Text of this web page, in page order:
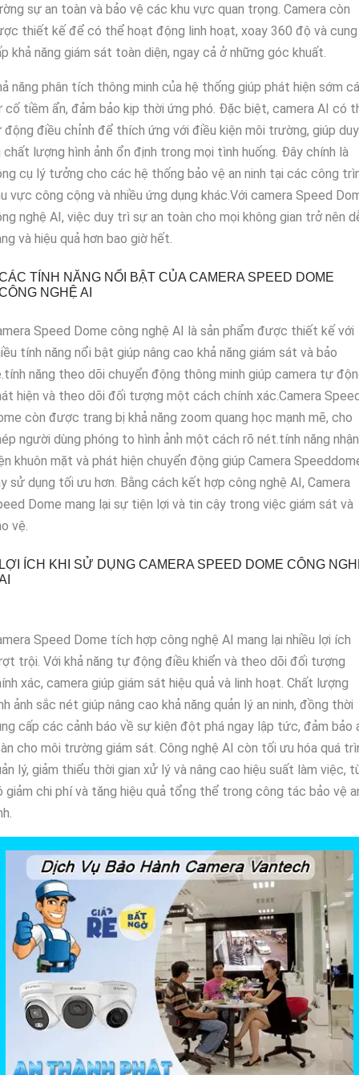
sự an toàn và bảo vệ các khu vực quan trọng. Camera còn
thiết kế để có thể hoạt động linh hoạt, xoay 360 độ và cung
khả năng giám sát toàn diện, ngay cả ở những góc khuất.
năng phân tích thông minh của hệ thống giúp phát hiện sớm
cố tiềm ẩn, đảm bảo kịp thời ứng phó. Đặc biệt, camera AI có
điều chỉnh để thích ứng với điều kiện môi trường, giúp duy
lượng hình ảnh ổn định trong mọi tình huống. Đây chính là
cụ lý tưởng cho các hệ thống bảo vệ an ninh tại các công
vực công cộng và nhiều ứng dụng khác.Với camera Speed
nghệ AI, việc duy trì sự an toàn cho mọi không gian trở nên
và hiệu quả hơn bao giờ hết.
TÍNH NĂNG NỔI BẬT CỦA CAMERA SPEED DOME
NGHỆ AI
Speed Dome công nghệ AI là sản phẩm được thiết kế với
tính năng nổi bật giúp nâng cao khả năng giám sát và bảo
năng theo dõi chuyển động thông minh giúp camera tự
hiện và theo dõi đối tượng một cách chính xác.Camera
còn được trang bị khả năng zoom quang học mạnh mẽ, cho
người dùng phóng to hình ảnh một cách rõ nét.tính năng nhận
khuôn mặt và phát hiện chuyển động giúp Camera
sử dụng tối ưu hơn. Bằng cách kết hợp công nghệ AI, Camera
Dome mang lại sự tiện lợi và tin cậy trong việc giám sát và
vệ.
ÍCH KHI SỬ DỤNG CAMERA SPEED DOME CÔNG
Speed Dome tích hợp công nghệ AI mang lại nhiều lợi ích
trội. Với khả năng tự động điều khiển và theo dõi đối tượng
xác, camera giúp giám sát hiệu quả và linh hoạt. Chất lượng
ảnh sắc nét giúp nâng cao khả năng quản lý an ninh, đồng thời
cấp các cảnh báo về sự kiện đột phá ngay lập tức, đảm bảo
cho môi trường giám sát. Công nghệ AI còn tối ưu hóa quá
lý, giảm thiểu thời gian xử lý và nâng cao hiệu suất làm việc,
giảm chi phí và tăng hiệu quả tổng thể trong công tác bảo vệ